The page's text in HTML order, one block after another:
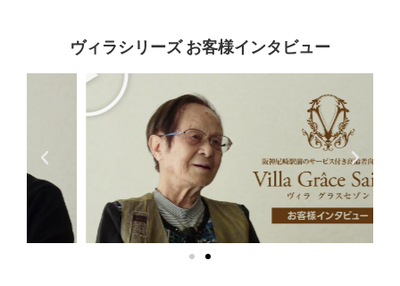
ヴィラシリーズ お客様インタビュー